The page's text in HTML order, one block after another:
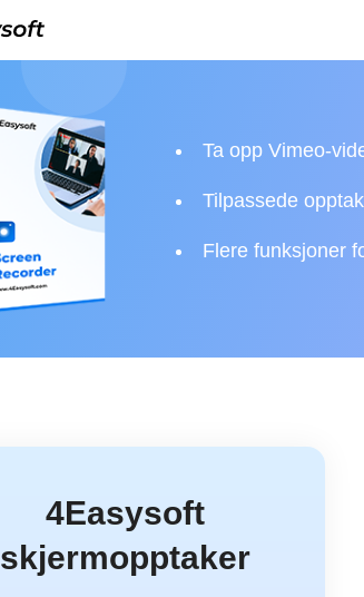
Ta opp Vimeo-
Tilpassede
Flere funksjoner
4Easysoft
skjermopptaker